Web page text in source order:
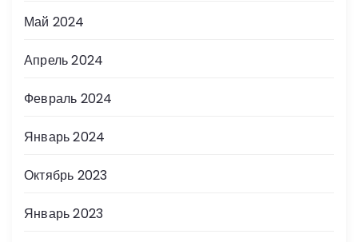
Май 2024
Апрель 2024
Февраль 2024
Январь 2024
Октябрь 2023
Январь 2023